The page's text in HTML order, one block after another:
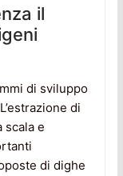
il
di sviluppo
di
scala e
di dighe